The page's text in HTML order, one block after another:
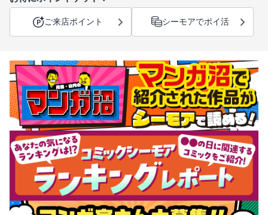
ご来店ポイント シーモアでポイ活